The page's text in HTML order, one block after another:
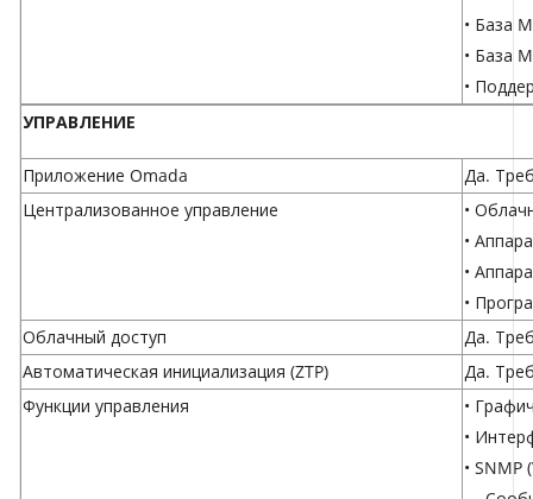
• База
• База
•
УПРАВЛЕНИЕ
Приложение Omada
Да.
Централизованное управление
•
•
•
•
Облачный доступ
Да.
Автоматическая инициализация (ZTP)
Да.
Функции управления
•
•
• SNMP